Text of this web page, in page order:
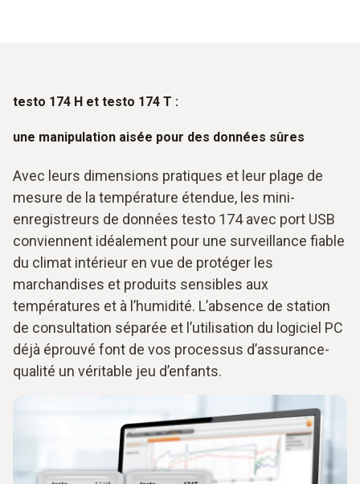
testo 174 H et testo 174 T :
une manipulation aisée pour des données sûres
Avec leurs dimensions pratiques et leur plage de
mesure de la température étendue, les mini-
enregistreurs de données testo 174 avec port USB
conviennent idéalement pour une surveillance fiable
du climat intérieur en vue de protéger les
marchandises et produits sensibles aux
températures et à l’humidité. L’absence de station
de consultation séparée et l’utilisation du logiciel PC
déjà éprouvé font de vos processus d’assurance-
qualité un véritable jeu d’enfants.